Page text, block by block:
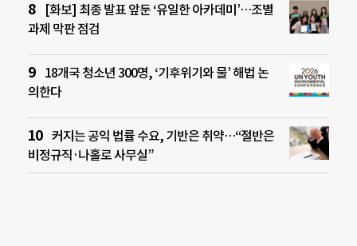
[화보] 최종 발표 앞둔 ‘유일한 아카데미’…조별
과제 막판 점검
18개국 청소년 300명, ‘기후위기와 물’ 해법 논
의한다
커지는 공익 법률 수요, 기반은 취약…“절반은
비정규직·나홀로 사무실”